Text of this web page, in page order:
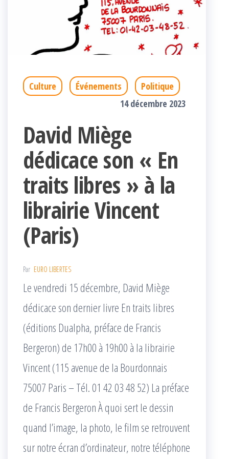
Culture Événements
Politique
14 décembre 2023
David Miège
dédicace son « En
traits libres » à la
librairie Vincent
(Paris)
Par EURO LIBERTES
Le vendredi 15 décembre, David Miège
dédicace son dernier livre En traits libres
(éditions Dualpha, préface de Francis
Bergeron) de 17h00 à 19h00 à la librairie
Vincent (115 avenue de la Bourdonnais
75007 Paris – Tél. 01 42 03 48 52) La préface
de Francis Bergeron À quoi sert le dessin
quand l’image, la photo, le film se retrouvent
sur notre écran d’ordinateur, notre téléphone